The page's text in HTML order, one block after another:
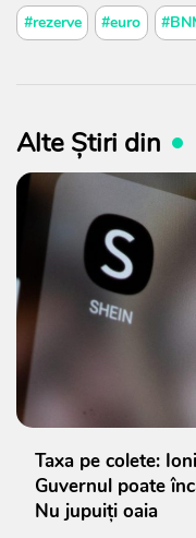
#rezerve #euro
Alte Știri din
Taxa pe colete:
Guvernul poate
Nu jupuiți oaia